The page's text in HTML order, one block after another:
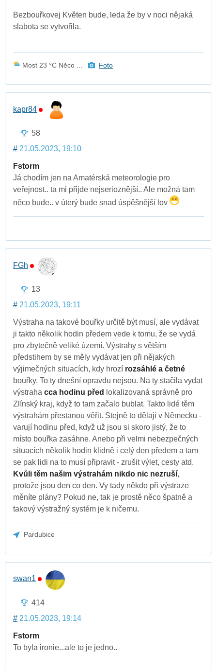
Bezbouřkovej Květen bude, leda že by v noci nějaká
slabota se vytvořila.
Most 23 °C Něco ... Foto
kapr84
58
# 21.05.2023, 19:10
Fstorm
Já chodím jen na Amatérská meteorologie pro
veřejnost.. ta mi přijde nejserioznější.. Ale možná tam
něco bude.. v úterý bude snad úspěšnější lov
FGh
13
# 21.05.2023, 19:11
Výstraha na takové bouřky určitě být musí, ale vydávat
ji takto několik hodin předem vede k tomu, že se vydá
pro zbytečně veliké území. Výstrahy s větším
předstihem by se měly vydávat jen při nějakých
výjimečných situacích, kdy hrozí rozsáhlé a četné
bouřky. To ty dnešní opravdu nejsou. Na ty stačila vydat
výstraha cca hodinu před
lokalizovaná správně pro
Zlínský kraj, když to tam začalo bublat. Takto lidé těm
výstrahám přestanou věřit. Stejně to dělají v Německu -
varují hodinu před, když už jsou si skoro jistý, že to
místo bouřka zasáhne. Anebo při velmi nebezpečných
situacích několik hodin klidně i celý den předem a tam
se pak lidi na to musí připravit - zrušit výlet, cesty atd.
Kvůli těm našim výstrahám nikdo nic nezruší,
protože jsou den co den. Vy tady někdo při výstraze
měníte plány? Pokud ne, tak je prostě něco špatně a
takový výstražný systém je k ničemu.
Pardubice
swan1
414
# 21.05.2023, 19:14
Fstorm
To byla ironie...ale to je jedno..